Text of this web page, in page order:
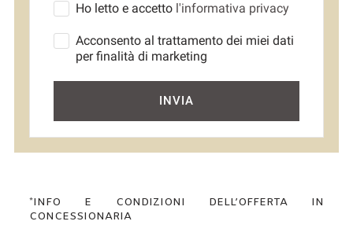
Ho letto e accetto l'informativa privacy
Acconsento al trattamento dei miei dati
per finalità di marketing
INVIA
*INFO E CONDIZIONI DELL’OFFERTA IN
CONCESSIONARIA